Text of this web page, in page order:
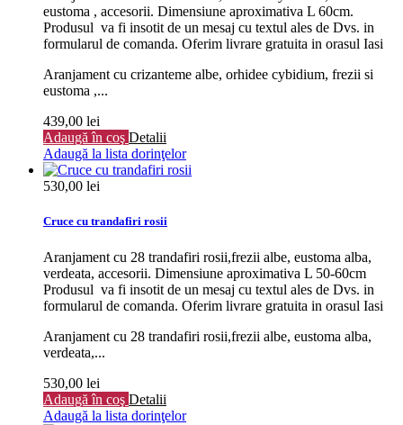
eustoma , accesorii. Dimensiune aproximativa L 60cm.
Produsul va fi insotit de un mesaj cu textul ales de Dvs. in
formularul de comanda. Oferim livrare gratuita in orasul Iasi
Aranjament cu crizanteme albe, orhidee cybidium, frezii si
eustoma ,...
439,00 lei
Adaugă în coş Detalii
Adaugă la lista dorinţelor
530,00 lei
Cruce cu trandafiri rosii
Aranjament cu 28 trandafiri rosii,frezii albe, eustoma alba,
verdeata, accesorii. Dimensiune aproximativa L 50-60cm
Produsul va fi insotit de un mesaj cu textul ales de Dvs. in
formularul de comanda. Oferim livrare gratuita in orasul Iasi
Aranjament cu 28 trandafiri rosii,frezii albe, eustoma alba,
verdeata,...
530,00 lei
Adaugă în coş Detalii
Adaugă la lista dorinţelor